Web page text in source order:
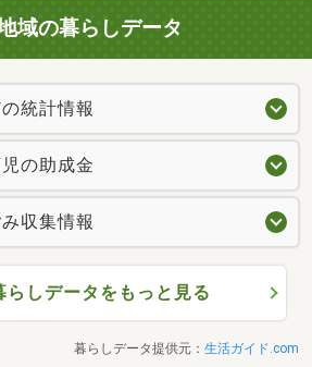
域の暮らしデータ
統計情報
の助成金
収集情報
らしデータをもっと見る
暮らしデータ提供元： 生活ガイド.com